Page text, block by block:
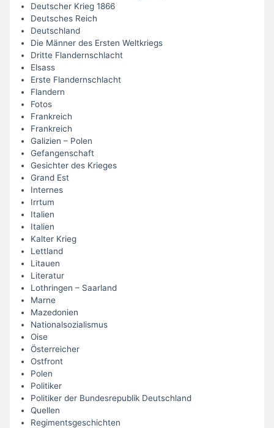
Deutscher Krieg 1866
Deutsches Reich
Deutschland
Die Männer des Ersten Weltkriegs
Dritte Flandernschlacht
Elsass
Erste Flandernschlacht
Flandern
Fotos
Frankreich
Frankreich
Galizien – Polen
Gefangenschaft
Gesichter des Krieges
Grand Est
Internes
Irrtum
Italien
Italien
Kalter Krieg
Lettland
Litauen
Literatur
Lothringen – Saarland
Marne
Mazedonien
Nationalsozialismus
Oise
Österreicher
Ostfront
Polen
Politiker
Politiker der Bundesrepublik Deutschland
Quellen
Regimentsgeschichten